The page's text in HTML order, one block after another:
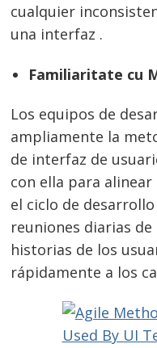
cualquier
una interfaz .
Familiaritate cu
Los equipos de
ampliamente la
de interfaz de
con ella para
el ciclo de
reuniones diarias
historias de los
rápidamente a los